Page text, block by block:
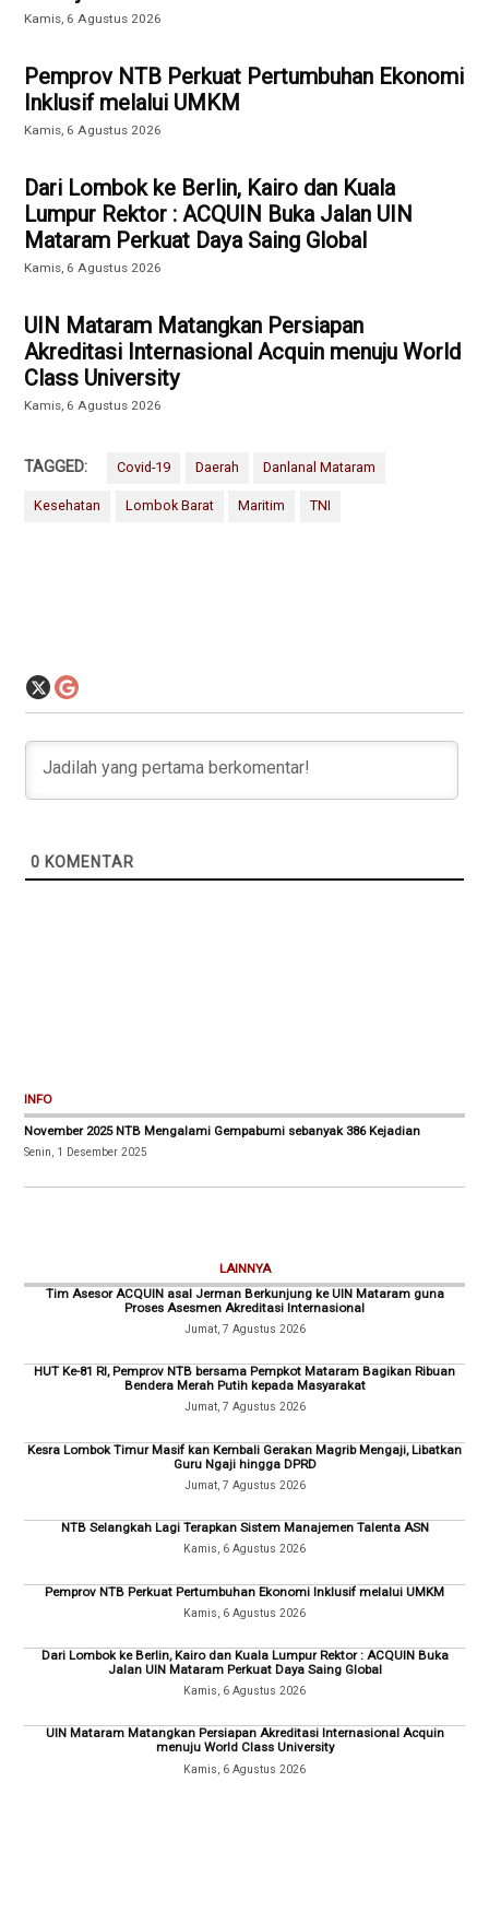
Kamis, 6 Agustus 2026
Pemprov NTB Perkuat Pertumbuhan Ekonomi
Inklusif melalui UMKM
Kamis, 6 Agustus 2026
Dari Lombok ke Berlin, Kairo dan Kuala
Lumpur Rektor : ACQUIN Buka Jalan UIN
Mataram Perkuat Daya Saing Global
Kamis, 6 Agustus 2026
UIN Mataram Matangkan Persiapan
Akreditasi Internasional Acquin menuju World
Class University
Kamis, 6 Agustus 2026
TAGGED: Covid-19 Daerah Danlanal Mataram
Kesehatan Lombok Barat Maritim TNI
0 KOMENTAR
INFO
November 2025 NTB Mengalami Gempabumi sebanyak 386 Kejadian
Senin, 1 Desember 2025
LAINNYA
Tim Asesor ACQUIN asal Jerman Berkunjung ke UIN Mataram guna
Proses Asesmen Akreditasi Internasional
Jumat, 7 Agustus 2026
HUT Ke-81 RI, Pemprov NTB bersama Pempkot Mataram Bagikan Ribuan
Bendera Merah Putih kepada Masyarakat
Jumat, 7 Agustus 2026
Kesra Lombok Timur Masif kan Kembali Gerakan Magrib Mengaji, Libatkan
Guru Ngaji hingga DPRD
Jumat, 7 Agustus 2026
NTB Selangkah Lagi Terapkan Sistem Manajemen Talenta ASN
Kamis, 6 Agustus 2026
Pemprov NTB Perkuat Pertumbuhan Ekonomi Inklusif melalui UMKM
Kamis, 6 Agustus 2026
Dari Lombok ke Berlin, Kairo dan Kuala Lumpur Rektor : ACQUIN Buka
Jalan UIN Mataram Perkuat Daya Saing Global
Kamis, 6 Agustus 2026
UIN Mataram Matangkan Persiapan Akreditasi Internasional Acquin
menuju World Class University
Kamis, 6 Agustus 2026